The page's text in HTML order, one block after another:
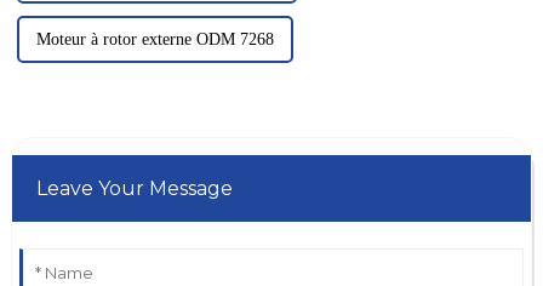
Moteur à rotor externe ODM 7268
Leave Your Message